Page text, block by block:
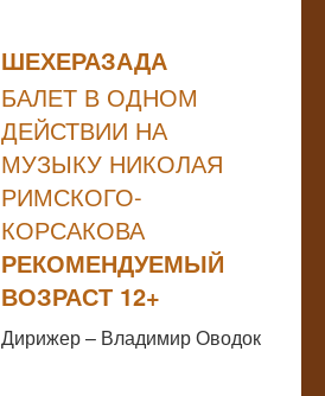
ШЕХЕРАЗАДА
БАЛЕТ В ОДНОМ
ДЕЙСТВИИ НА
МУЗЫКУ НИКОЛАЯ
РИМСКОГО-
КОРСАКОВА
РЕКОМЕНДУЕМЫЙ
ВОЗРАСТ 12+
Дирижер – Владимир Оводок